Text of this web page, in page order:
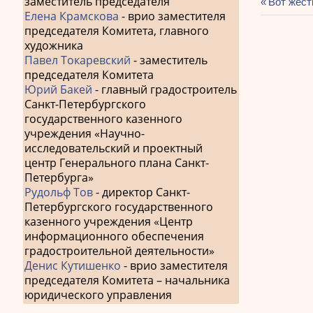
запись:
Елена Крамскова - врио заместителя
председателя Комитета, главного
художника
Павел Токаревский - заместитель
председателя Комитета
Юрий Бакей - главный градостроитель
Санкт-Петербургского
государственного казенного
учреждения «Научно-
исследовательский и проектный
центр Генерального плана Санкт-
Петербурга»
Рудольф Тов- директор Санкт-
Петербургского государственного
казенного учреждения «Центр
информационного обеспечения
градостроительной деятельности»
Денис Кутишенко - врио заместителя
председателя Комитета – начальника
юридического управления